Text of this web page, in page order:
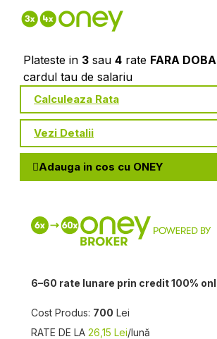
Plateste in 3 sau 4 rate FARA
cardul tau de salariu
Calculeaza Rata
Vezi Detalii
Adauga in cos cu ONEY
6–60 rate lunare prin credit 100%
Cost Produs: 700 Lei
RATE DE LA 26,15 Lei/lună